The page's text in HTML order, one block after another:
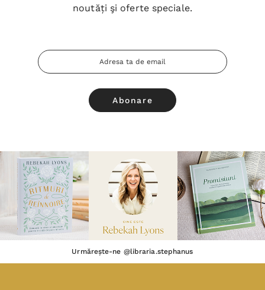
noutăți şi oferte speciale.
Adresa
Email
Urmărește-ne @libraria.stephanus